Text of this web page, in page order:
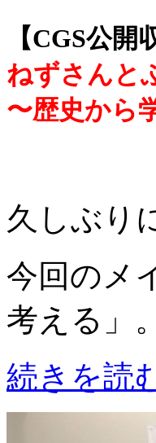
【CGS公開
ねずさんと
〜歴史から
久しぶり
今回のメ
考える」。
続きを読